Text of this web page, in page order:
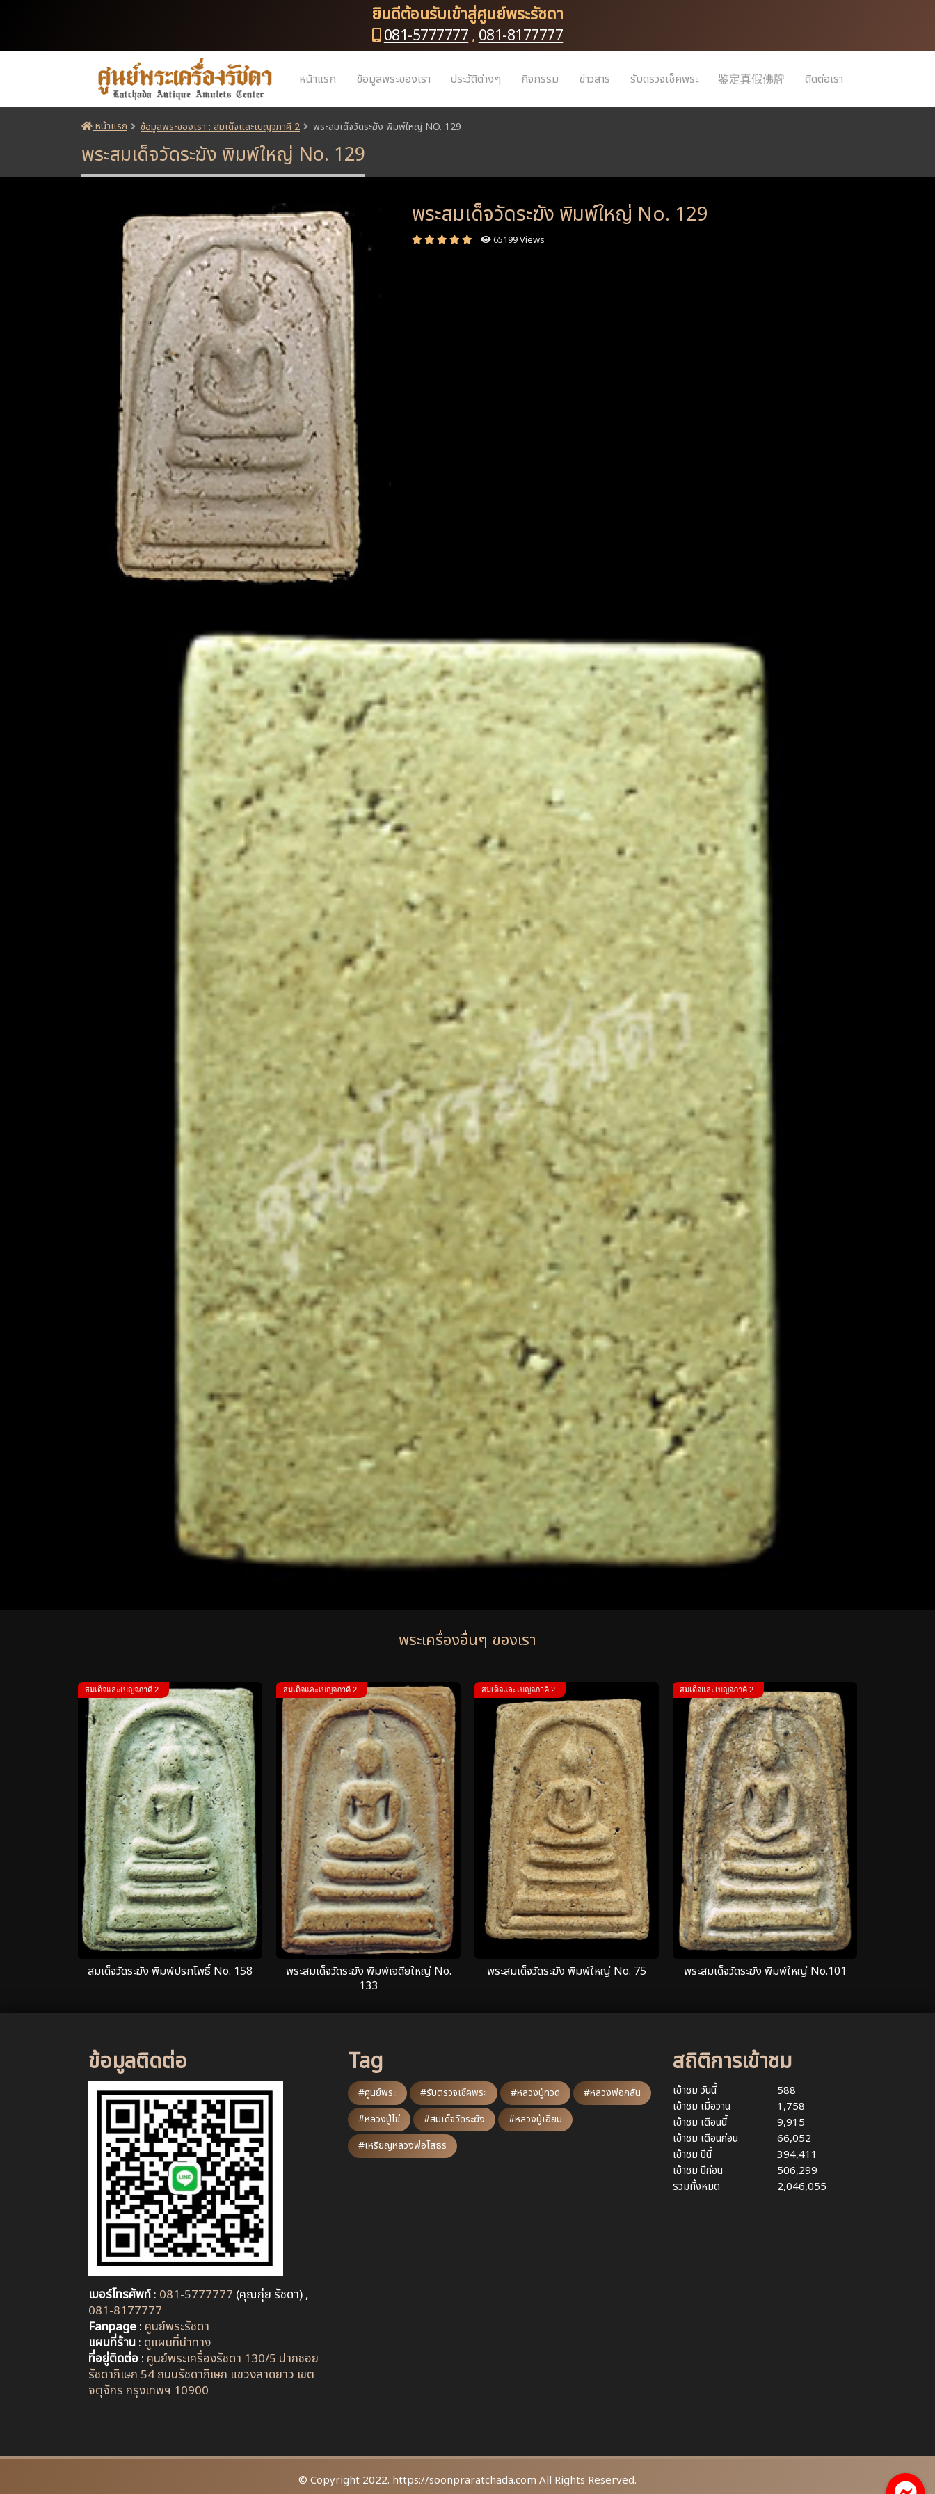
ยินดีต้อนรับเข้าสู่ศูนย์พระรัชดา
081-5777777, 081-8177777
หน้าแรก ข้อมูลพระของเรา ประวัติต่างๆ กิจกรรม ข่าวสาร รับตรวจเช็คพระ 鉴定真假佛牌 ติดต่อเรา
หน้าแรก ข้อมูลพระของเรา : สมเด็จและเบญจภาคี 2 พระสมเด็จวัดระฆัง พิมพ์ใหญ่ NO. 129
พระสมเด็จวัดระฆัง พิมพ์ใหญ่ No. 129
พระสมเด็จวัดระฆัง พิมพ์ใหญ่ No. 129
65199 Views
พระเครื่องอื่นๆ ของเรา
สมเด็จและเบญจภาคี 2
สมเด็จวัดระฆัง พิมพ์ปรกโพธิ์ No. 158
สมเด็จและเบญจภาคี 2
พระสมเด็จวัดระฆัง พิมพ์เจดียใหญ่ No.
133
สมเด็จและเบญจภาคี 2
พระสมเด็จวัดระฆัง พิมพ์ใหญ่ No. 75
สมเด็จและเบญจภาคี 2
พระสมเด็จวัดระฆัง พิมพ์ใหญ่ No.101
ข้อมูลติดต่อ
เบอร์โทรศัพท์: 081-5777777 (คุณกุ่ย รัชดา) ,
081-8177777
Fanpage: ศูนย์พระรัชดา
แผนที่ร้าน: ดูแผนที่นำทาง
ที่อยู่ติดต่อ: ศูนย์พระเครื่องรัชดา 130/5 ปากซอย
รัชดาภิเษก 54 ถนนรัชดาภิเษก แขวงลาดยาว เขต
จตุจักร กรุงเทพฯ 10900
Tag
#ศูนย์พระ #รับตรวจเช็คพระ #หลวงปู่ทวด
#หลวงพ่อกลั่น
#หลวงปู่ไข่
#สมเด็จวัดระฆัง
#หลวงปู่เอี่ยม
#เหรียญหลวงพ่อโสธร
สถิติการเข้าชม
เข้าชม วันนี้
588
เข้าชม เมื่อวาน
1,758
เข้าชม เดือนนี้
9,915
เข้าชม เดือนก่อน
66,052
เข้าชม ปีนี้
394,411
เข้าชม ปีก่อน
506,299
รวมทั้งหมด
2,046,055
© Copyright 2022. https://soonpraratchada.com All Rights Reserved.